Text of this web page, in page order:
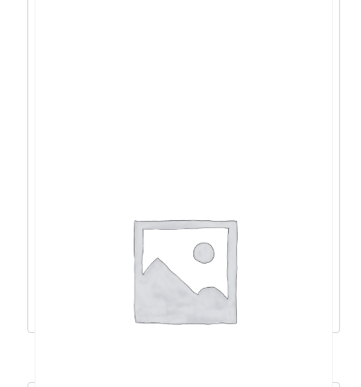
U3, ATX – LC-7036B-ON
38,33€ 34,50 €
Dodaj u košaricu